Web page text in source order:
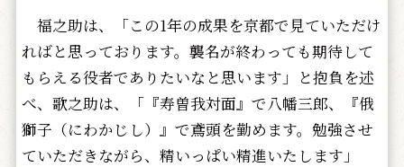
福之助は、「この1年の成果を京都で見ていただけ
ればと思っております。襲名が終わっても期待して
もらえる役者でありたいなと思います」と抱負を述
べ、歌之助は、「『寿曽我対面』で八幡三郎、『俄
獅子（にわかじし）』で鳶頭を勤めます。勉強させ
ていただきながら、精いっぱい精進いたします」